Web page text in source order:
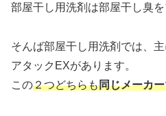
部屋干し用洗剤は部屋干し臭を
そんば部屋干し用洗剤では、
アタックEXがあります。
この２つどちらも同じメーカー